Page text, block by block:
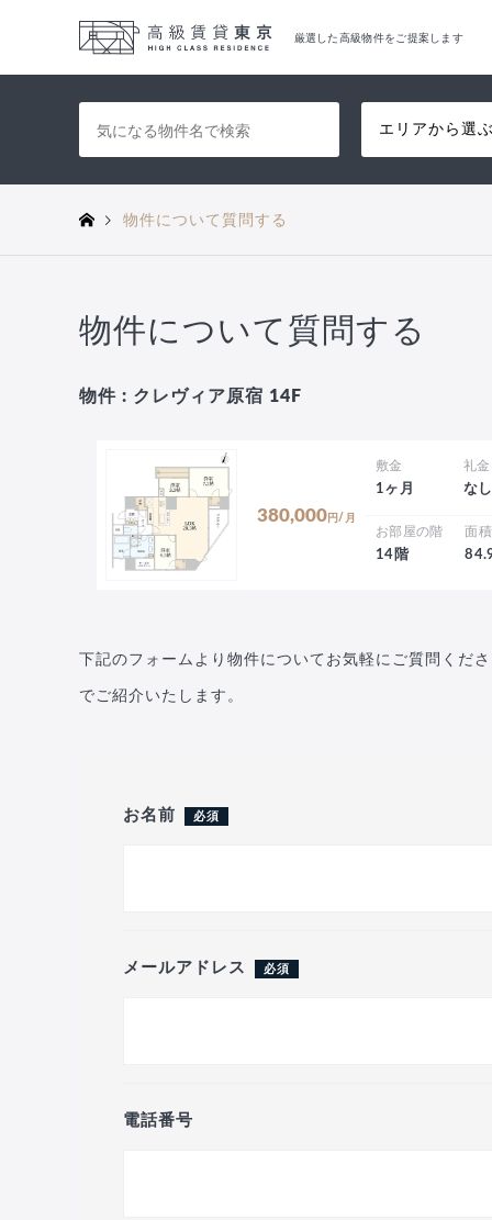
厳選した高級物件をご提案します
エリアから選
物件について質問する
物件について質問する
物件 : クレヴィア原宿 14F
380,000 円/月
敷金
1ヶ月
礼金
なし
お部屋の階
14階
面積
下記のフォームより物件についてお気軽にご質問くだ
でご紹介いたします。
お名前 必須
メールアドレス 必須
電話番号